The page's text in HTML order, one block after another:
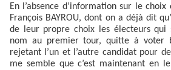
En l’absence d’information sur le
François BAYROU, dont on a déjà dit
de leur propre choix les électeurs qui
nom au premier tour, quitte à voter
rejetant l’un et l’autre candidat pour
me semble que c’est maintenant en